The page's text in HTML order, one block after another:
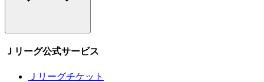
Ｊリーグ公式サービス
Ｊリーグチケット